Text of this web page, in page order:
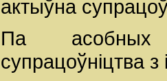
актыўна
Па асобных
супрацоўніцтва з